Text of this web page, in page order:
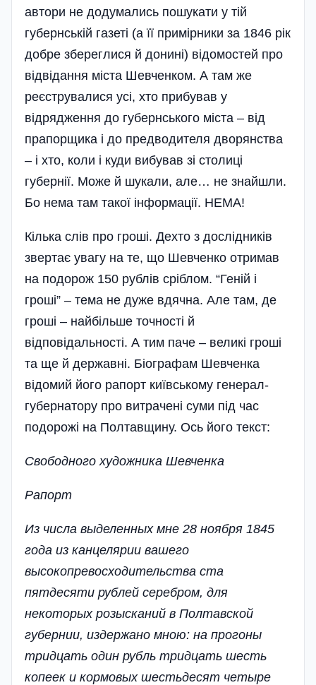
автори не додумались пошукати у тій
губернській газеті (а її примірники за 1846 рік
добре збереглися й донині) відомостей про
відвідання міста Шевченком. А там же
реєструвалися усі, хто прибував у
відрядження до губернського міста – від
прапорщика і до предводителя дворянства
– і хто, коли і куди вибував зі столиці
губернії. Може й шукали, але… не знайшли.
Бо нема там такої інформації. НЕМА!
Кілька слів про гроші. Дехто з дослідників
звертає увагу на те, що Шевченко отримав
на подорож 150 рублів сріблом. “Геній і
гроші” – тема не дуже вдячна. Але там, де
гроші – найбільше точності й
відповідальності. А тим паче – великі гроші
та ще й державні. Біографам Шевченка
відомий його рапорт київському генерал-
губернатору про витрачені суми під час
подорожі на Полтавщину. Ось його текст:
Свободного художника Шевченка
Рапорт
Из числа выделенных мне 28 ноября 1845
года из канцелярии вашего
высокопревосходительства ста
пятдесяти рублей серебром, для
некоторых розысканий в Полтавской
губернии, издержано мною: на прогоны
тридцать один рубль тридцать шесть
копеек и кормовых шестьдесят четыре